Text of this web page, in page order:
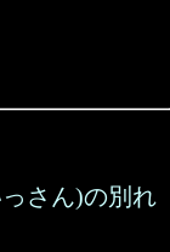
さん)の別れ